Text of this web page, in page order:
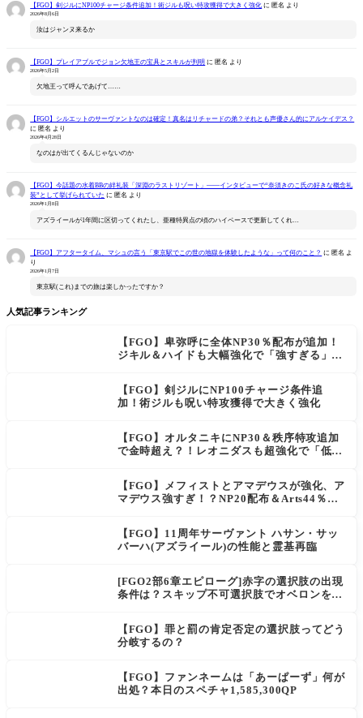
【FGO】剣ジルにNP100チャージ条件追加！術ジルも呪い特攻獲得で大きく強化 に 匿名 より
2026年8月6日
汝はジャンヌ来るか
【FGO】プレイアブルでジョン欠地王の宝具とスキルが判明 に 匿名 より
2026年5月2日
欠地王って呼んであげて……
【FGO】シルエットのサーヴァントなのは確定！真名はリチャードの弟？それとも声優さん的にアルケイデス？
に 匿名 より
2026年4月28日
なのはが出てくるんじゃないのか
【FGO】今話題の水着BBの絆礼装「深淵のラストリゾート」――インタビューで“奈須きのこ氏の好きな概念礼
装”として挙げられていた に 匿名 より
2026年1月8日
アズライールが1年間に区切ってくれたし、亜種特異点の頃のハイペースで更新してくれ…
【FGO】アフタータイム、マシュの言う「東京駅でこの世の地獄を体験したような」って何のこと？ に匿名 よ
り
2026年1月7日
東京駅(これ)までの旅は楽しかったですか？
人気記事ランキング
【FGO】卑弥呼に全体NP30％配布が追加！
ジキル＆ハイドも大幅強化で「強すぎる」の
【FGO】剣ジルにNP100チャージ条件追
加！術ジルも呪い特攻獲得で大きく強化
【FGO】オルタニキにNP30＆秩序特攻追加
で金時超え？！レオニダスも超強化で「低レ
【FGO】メフィストとアマデウスが強化、ア
マデウス強すぎ！？NP20配布＆Arts44％強
【FGO】11周年サーヴァント ハサン・サッ
バーハ(アズライール)の性能と霊基再臨
[FGO2部6章エピローグ]赤字の選択肢の出現
条件は？スキップ不可選択肢でオベロンを疑
上がり出てくる
【FGO】罪と罰の肯定否定の選択肢ってどう
分岐するの？
【FGO】ファンネームは「あーぱーず」何が
出処？本日のスペチャ1,585,300QP